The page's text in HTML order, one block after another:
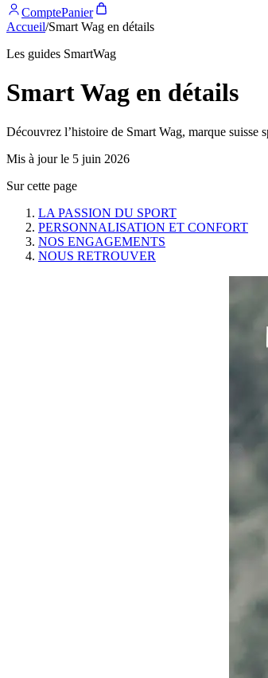
ComptePanier
Accueil/Smart Wag en détails
Les guides SmartWag
Smart Wag en détails
Découvrez l’histoire de Smart Wag, marque suisse
Mis à jour le 5 juin 2026
Sur cette page
LA PASSION DU SPORT
PERSONNALISATION ET CONFORT
NOS ENGAGEMENTS
NOUS RETROUVER